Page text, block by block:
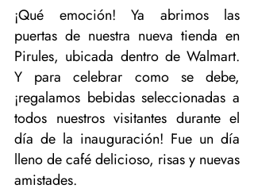
¡Qué emoción! Ya abrimos las
puertas de nuestra nueva tienda en
Pirules, ubicada dentro de Walmart.
Y para celebrar como se debe,
¡regalamos bebidas seleccionadas a
todos nuestros visitantes durante el
día de la inauguración! Fue un día
lleno de café delicioso, risas y nuevas
amistades.